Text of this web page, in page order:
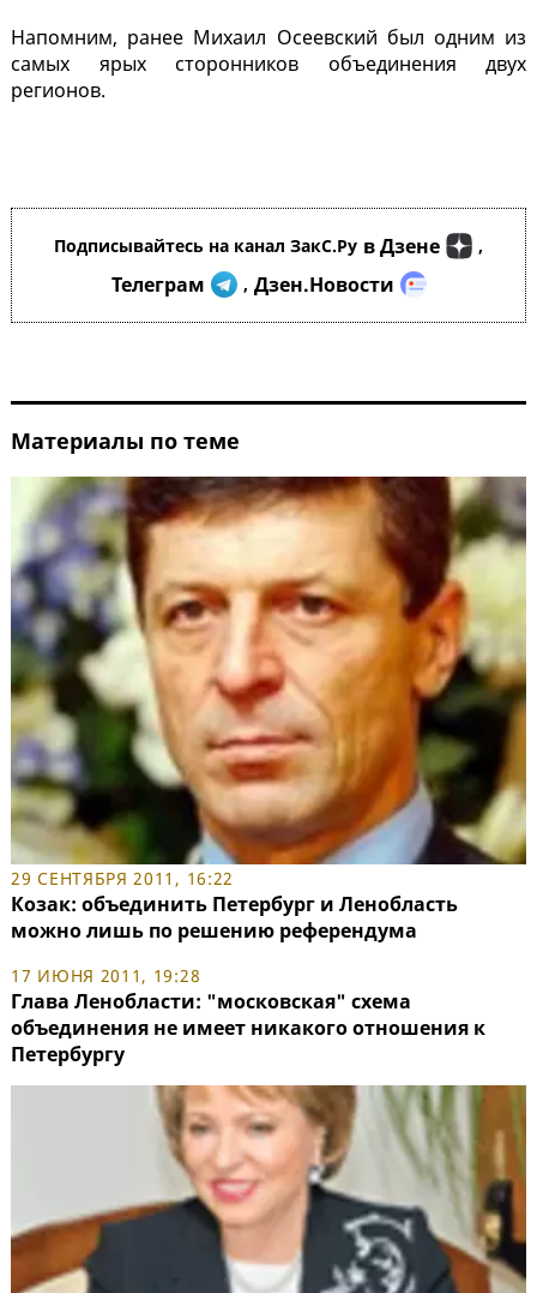
Напомним, ранее Михаил Осеевский был одним из
самых ярых сторонников объединения двух
регионов.
Подписывайтесь на канал ЗакС.Ру в Дзене ,
Телеграм , Дзен.Новости
Материалы по теме
29 СЕНТЯБРЯ 2011, 16:22
Козак: объединить Петербург и Ленобласть
можно лишь по решению референдума
17 ИЮНЯ 2011, 19:28
Глава Ленобласти: "московская" схема
объединения не имеет никакого отношения к
Петербургу